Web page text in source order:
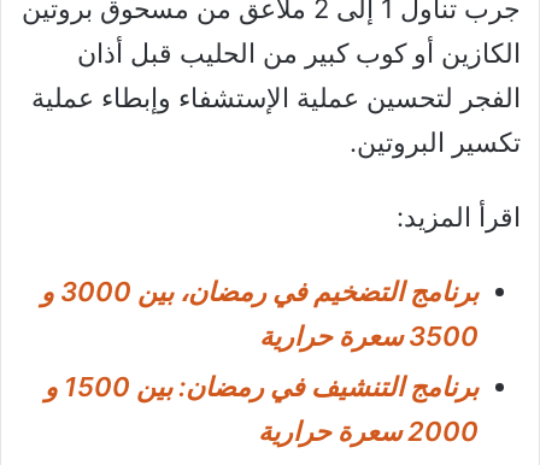
جرب تناول 1 إلى 2 ملاعق من مسحوق بروتين
الكازين أو كوب كبير من الحليب قبل أذان
الفجر لتحسين عملية الإستشفاء وإبطاء عملية
تكسير البروتين.
اقرأ المزيد:
برنامج التضخيم في رمضان، بين 3000 و
3500 سعرة حرارية
برنامج التنشيف في رمضان: بين 1500 و
2000 سعرة حرارية